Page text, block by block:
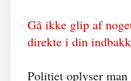
Gå ikke glip af
direkte i din
Politiet oplyser